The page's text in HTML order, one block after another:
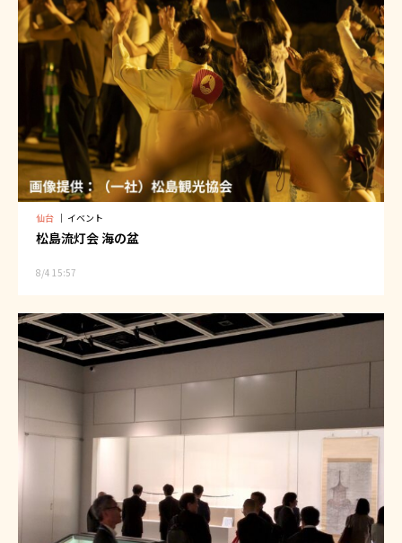
仙台 ｜ イベント
松島流灯会 海の盆
8/4 15:57